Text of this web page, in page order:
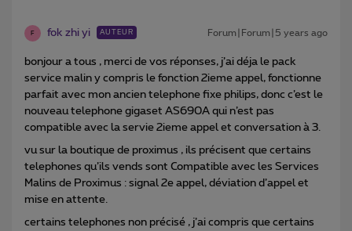
F fok zhi yi AUTEUR Forum|Forum|5 years ago
bonjour a tous , merci de vos réponses, j’ai déja le pack
service malin y compris le fonction 2ieme appel, fonctionne
parfait avec mon ancien telephone fixe philips, donc c’est le
nouveau telephone gigaset AS690A qui n’est pas
compatible avec la servie 2ieme appel et conversation à 3.
vu sur la boutique de proximus , ils précisent que certains
telephones qu’ils vends sont Compatible avec les Services
Malins de Proximus : signal 2e appel, déviation d’appel et
mise en attente.
certains telephones non précisé , j’ai compris que certains